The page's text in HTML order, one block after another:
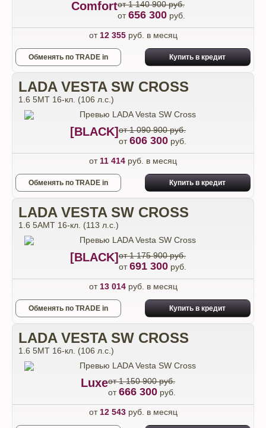
Comfortот 1 140 900 руб.
от656 300 руб.
от 12 355руб. в месяц
Обменять по TRADE in Купить в кредит
LADA VESTA SW CROSS
1.6 5MT 16-кл. (106 л.с.)
[BLACK] от 1 090 900 руб.
от606 300 руб.
от 11 414 руб. в месяц
Обменять по TRADE in Купить в кредит
LADA VESTA SW CROSS
1.6 5AMT 16-кл. (113 л.с.)
[BLACK] от 1 175 900 руб.
от691 300 руб.
от 13 014руб. в месяц
Обменять по TRADE in Купить в кредит
LADA VESTA SW CROSS
1.6 5MT 16-кл. (106 л.с.)
Luxeот 1 150 900 руб.
от666 300 руб.
от 12 543руб. в месяц